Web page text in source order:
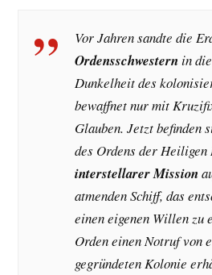
Vor Jahren sandte die
Ordensschwestern in
Dunkelheit des
bewaffnet nur mit
Glauben. Jetzt befinden
des Ordens der Heiligen
interstellarer Mission
atmenden Schiff, das
einen eigenen Willen zu
Orden einen Notruf von
gegründeten Kolonie